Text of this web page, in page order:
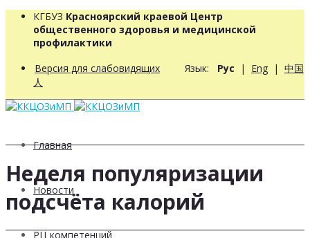
КГБУЗ Красноярский краевой Центр
общественного здоровья и медицинской
профилактики
Версия для слабовидящих Язык: Рус | Eng | 中国
人
Главная
Новости
РЦ компетенций
Неделя популяризации
подсчёта калорий